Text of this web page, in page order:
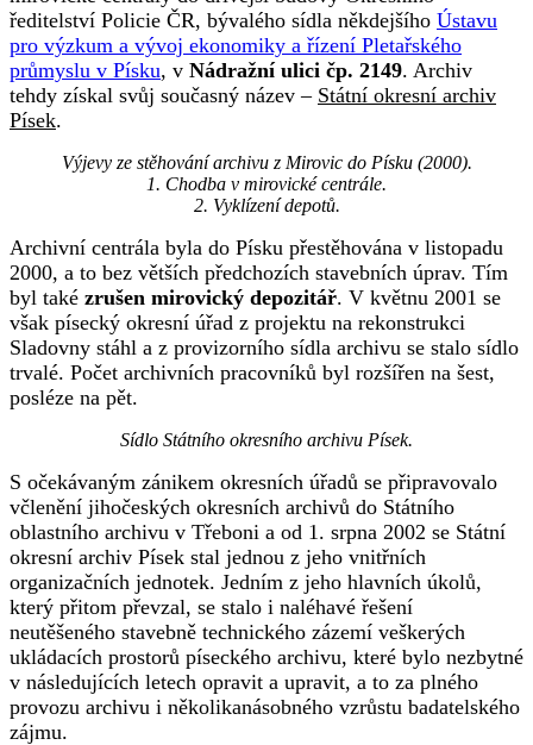
ředitelství Policie ČR, bývalého sídla někdejšího Ústavu
pro výzkum a vývoj ekonomiky a řízení Pletařského
průmyslu v Písku, v Nádražní ulici čp. 2149. Archiv
tehdy získal svůj současný název – Státní okresní archiv
Písek.
Výjevy ze stěhování archivu z Mirovic do Písku (2000).
1. Chodba v mirovické centrále.
2. Vyklízení depotů.
Archivní centrála byla do Písku přestěhována v listopadu
2000, a to bez větších předchozích stavebních úprav. Tím
byl také zrušen mirovický depozitář. V květnu 2001 se
však písecký okresní úřad z projektu na rekonstrukci
Sladovny stáhl a z provizorního sídla archivu se stalo sídlo
trvalé. Počet archivních pracovníků byl rozšířen na šest,
posléze na pět.
Sídlo Státního okresního archivu Písek.
S očekávaným zánikem okresních úřadů se připravovalo
včlenění jihočeských okresních archivů do Státního
oblastního archivu v Třeboni a od 1. srpna 2002 se Státní
okresní archiv Písek stal jednou z jeho vnitřních
organizačních jednotek. Jedním z jeho hlavních úkolů,
který přitom převzal, se stalo i naléhavé řešení
neutěšeného stavebně technického zázemí veškerých
ukládacích prostorů píseckého archivu, které bylo nezbytné
v následujících letech opravit a upravit, a to za plného
provozu archivu i několikanásobného vzrůstu badatelského
zájmu.